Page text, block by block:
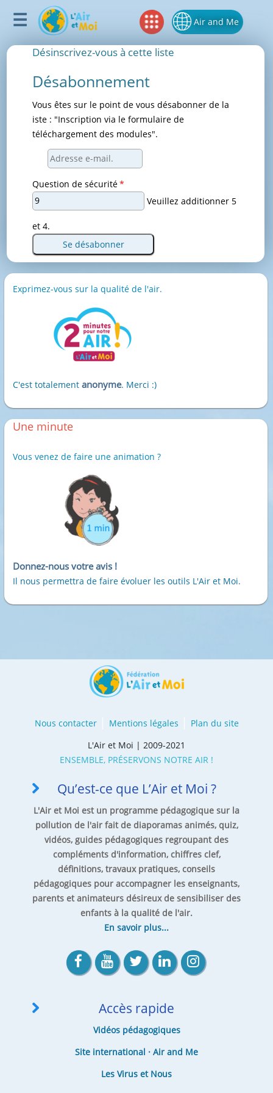
Air and Me
Désinscrivez-vous à cette liste
Désabonnement
Vous êtes sur le point de vous désabonner de la
iste : "Inscription via le formulaire de
téléchargement des modules".
Adresse
mail.
Champ
obligatoire
Question de sécurité*
Veuillez additionner 5
et 4.
Se désabonner
Exprimez-vous sur la qualité de l'air.
C'est totalement anonyme. Merci :)
Une minute
Vous venez de faire une animation ?
Donnez-nous votre avis !
Il nous permettra de faire évoluer les outils L'Air et Moi.
Nous contacter Mentions légales
Plan du site
L'Air et Moi | 2009-2021
ENSEMBLE, PRÉSERVONS NOTRE AIR !
Qu’est-ce que L’Air et Moi ?
L'Air et Moi est un programme pédagogique sur la
pollution de l'air fait de diaporamas animés, quiz,
vidéos, guides pédagogiques regroupant des
compléments d'information, chiffres clef,
définitions, travaux pratiques, conseils
pédagogiques pour accompagner les enseignants,
parents et animateurs désireux de sensibiliser des
enfants à la qualité de l'air.
En savoir plus...
Accès rapide
Vidéos pédagogiques
Site international · Air and Me
Les Virus et Nous